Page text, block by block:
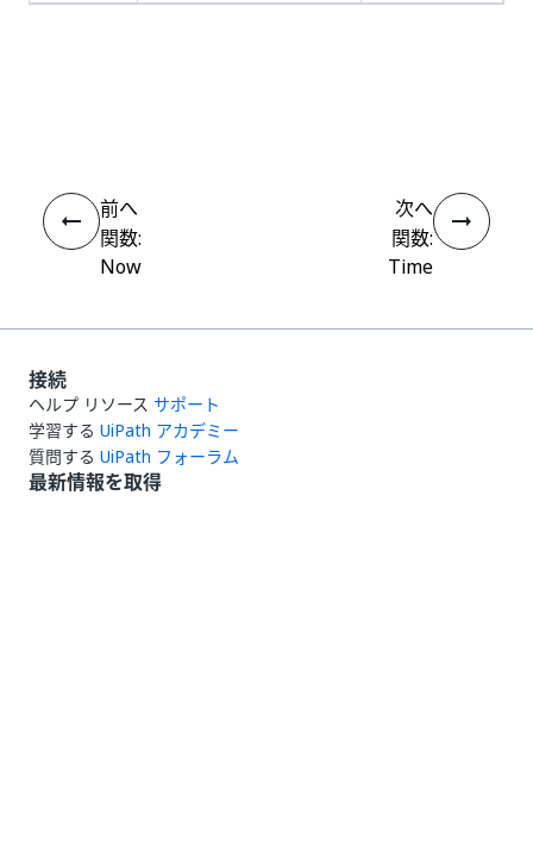
前へ
関数:
Now
次へ
関数:
Time
接続
ヘルプ リソース サポート
学習する UiPath アカデミー
質問する UiPath フォーラム
最新情報を取得